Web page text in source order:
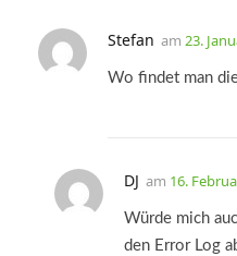
Stefan am 23.
Wo findet man
DJ am 16.
Würde mich
den Error Log